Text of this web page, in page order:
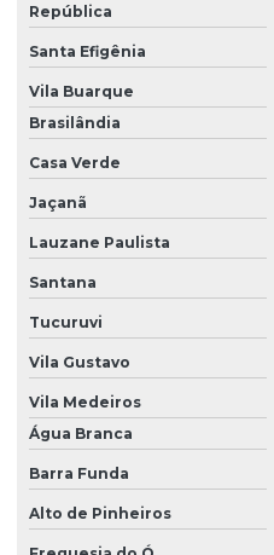
República
Santa Efigênia
Vila Buarque
Brasilândia
Casa Verde
Jaçanã
Lauzane Paulista
Santana
Tucuruvi
Vila Gustavo
Vila Medeiros
Água Branca
Barra Funda
Alto de Pinheiros